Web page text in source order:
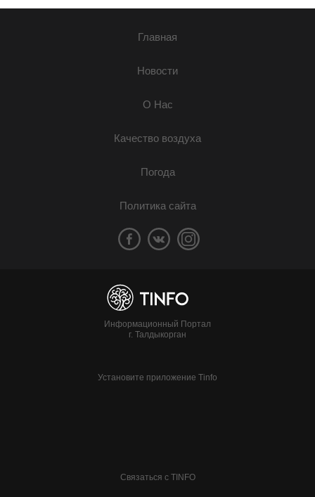
Главная
Новости
О Нас
Качество воздуха
Погода
Политика сайта
Информационный Портал
г. Талдыкорган
Установите приложение Tinfo
Связаться с TINFO